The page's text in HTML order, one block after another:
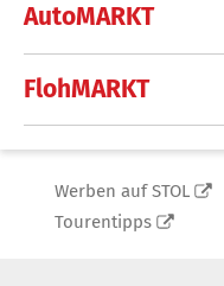
AutoMARKT
FlohMARKT
Werben auf STOL
Tourentipps